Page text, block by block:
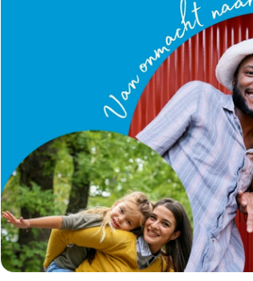
Gebruik
de
enter-
toets
om
een
waarde
te
selecteren.